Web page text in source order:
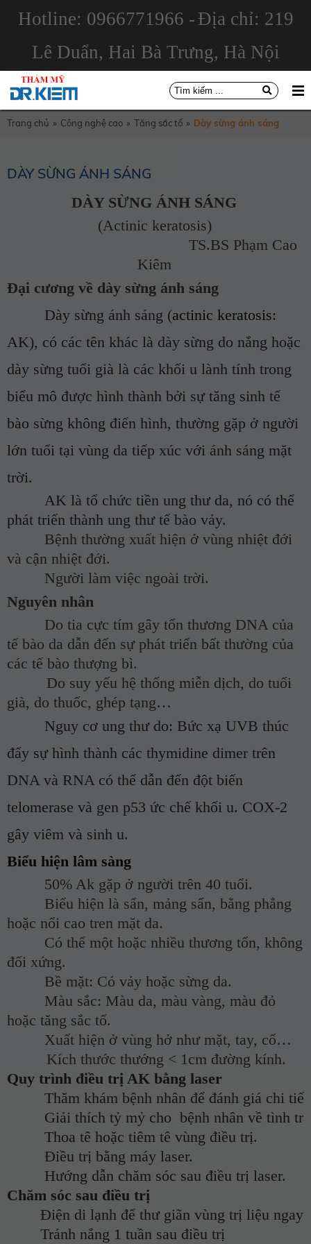
Hotline: 0966771966 - Địa chỉ: 219
Lê Duẩn, Hai Bà Trưng, Hà Nội
Trang chủ » Công nghệ cao » Tăng sắc tố » Dày sừng ánh sáng
DÀY SỪNG ÁNH SÁNG
DÀY SỪNG ÁNH SÁNG
(Actinic keratosis)
TS.BS Phạm Cao
Kiêm
Đại cương về dày sừng ánh sáng
Dày sừng ánh sáng (actinic keratosis:
AK), có các tên khác là dày sừng do nắng hoặc
dày sừng tuổi già là các khối u lành tính trong
biểu mô được hình thành bởi sự tăng sinh tế
bào sừng không điển hình, thường gặp ở người
lớn tuổi tại vùng da tiếp xúc với ánh sáng mặt
trời.
AK là tổ chức tiền ung thư da, nó có thể
phát triển thành ung thư tế bào vảy.
Bệnh thường xuất hiện ở vùng nhiệt đới
và cận nhiệt đới.
Người làm việc ngoài trời.
Nguyên nhân
Do tia cực tím gây tổn thương DNA của
tế bào da dẫn đến sự phát triển bất thường của
các tế bào thượng bì.
Do suy yếu hệ thống miễn dịch, do tuổi
già, do thuốc, ghép tạng…
Nguy cơ ung thư do: Bức xạ UVB thúc
đẩy sự hình thành các thymidine dimer trên
DNA và RNA có thể dẫn đến đột biến
telomerase và gen p53 ức chế khối u. COX-2
gây viêm và sinh u.
Biểu hiện lâm sàng
50% Ak gặp ở người trên 40 tuổi.
Biểu hiện là sẩn, mảng sẩn, bằng phẳng
hoặc nổi cao tren mặt da.
Có thể một hoặc nhiều thương tổn, không
đối xứng.
Bề mặt: Có vảy hoặc sừng da.
Màu sắc: Màu da, màu vàng, màu đỏ
hoặc tăng sắc tố.
Xuất hiện ở vùng hở như mặt, tay, cổ…
Kích thước thướng < 1cm đường kính.
Quy trình điều trị AK bằng laser
Thăm khám bệnh nhân để đánh giá chi
         Giải thích tỷ mỷ cho
bệnh nhân về tình
         Thoa tê hoặc tiêm tê vùng điều trị.
         Điều trị bằng máy laser.
         Hướng dẫn chăm sóc sau điều trị laser.
Chăm sóc sau điều trị
Điện di lạnh để thư giãn vùng trị liệu ngay
        Tránh nắng 1 tuần sau điều trị